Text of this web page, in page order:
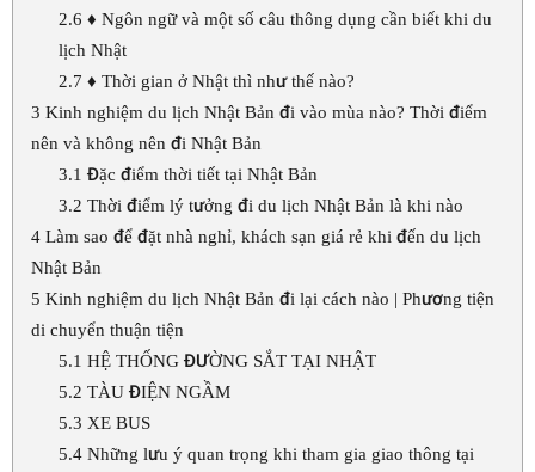
2.6 ♦ Ngôn ngữ và một số câu thông dụng cần biết khi du
lịch Nhật
2.7 ♦ Thời gian ở Nhật thì như thế nào?
3 Kinh nghiệm du lịch Nhật Bản đi vào mùa nào? Thời điểm
nên và không nên đi Nhật Bản
3.1 Đặc điểm thời tiết tại Nhật Bản
3.2 Thời điểm lý tưởng đi du lịch Nhật Bản là khi nào
4 Làm sao để đặt nhà nghỉ, khách sạn giá rẻ khi đến du lịch
Nhật Bản
5 Kinh nghiệm du lịch Nhật Bản đi lại cách nào | Phương tiện
di chuyển thuận tiện
5.1 HỆ THỐNG ĐƯỜNG SẮT TẠI NHẬT
5.2 TÀU ĐIỆN NGẦM
5.3 XE BUS
5.4Những lưu ý quan trọng khi tham gia giao thông tại